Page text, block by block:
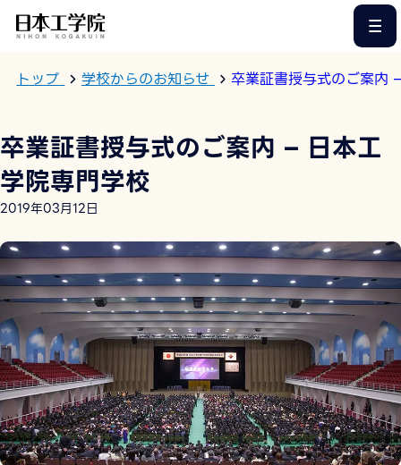
トップ 学校からのお知らせ 卒業証書授与式のご案内
卒業証書授与式のご案内 – 日本工
学院専門学校
2019年03月12日